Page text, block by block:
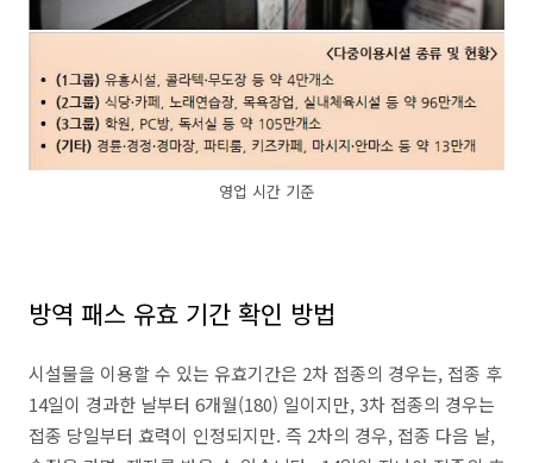
영업 시간 기준
방역 패스 유효 기간 확인 방법
시설물을 이용할 수 있는 유효기간은 2차 접종의 경우는, 접종 후
14일이 경과한 날부터 6개월(180) 일이지만, 3차 접종의 경우는
접종 당일부터 효력이 인정되지만. 즉 2차의 경우, 접종 다음 날,